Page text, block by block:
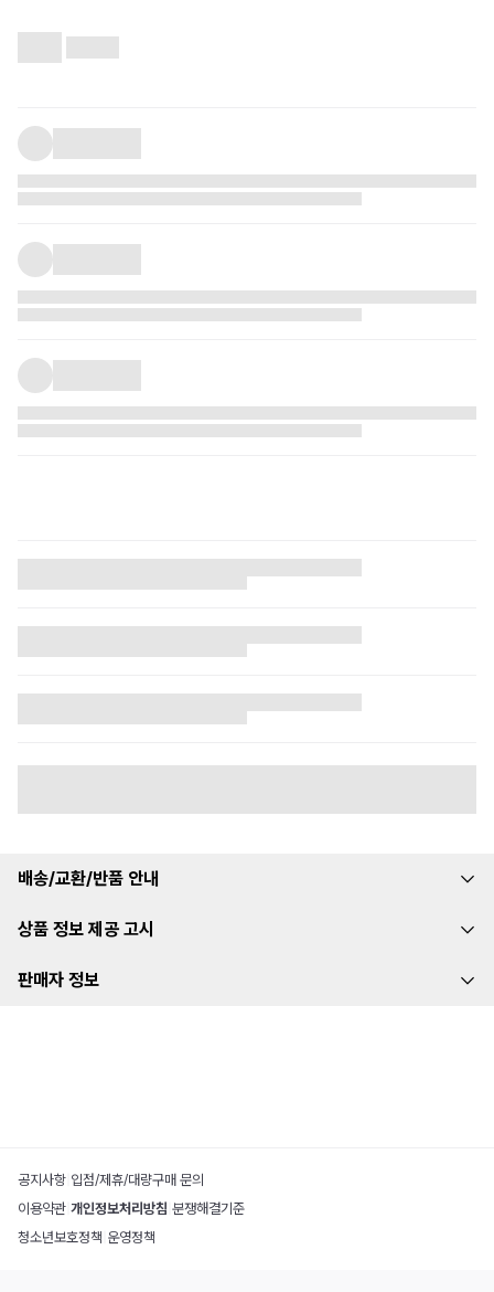
배송/교환/반품 안내
상품 정보 제공 고시
판매자 정보
공지사항 입점/제휴/대량구매 문의
이용약관 개인정보처리방침 분쟁해결기준
청소년보호정책 운영정책